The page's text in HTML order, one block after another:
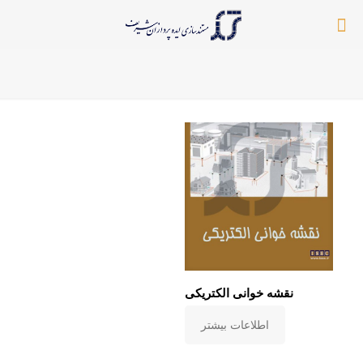
نقشه خوانی الکتریکی
اطلاعات بیشتر